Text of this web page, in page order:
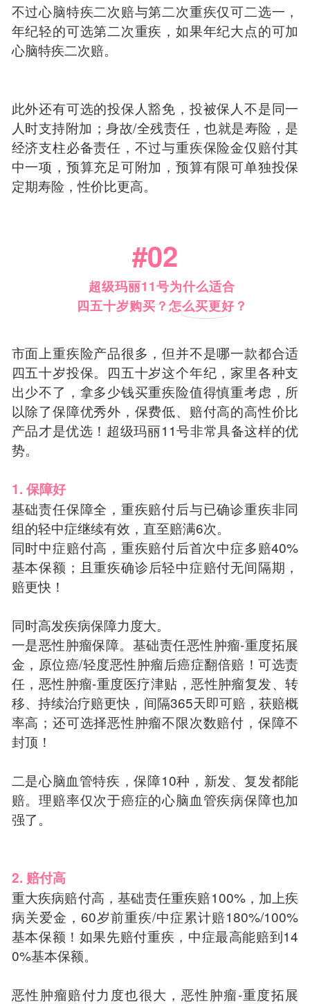
不过心脑特疾二次赔与第二次重疾仅可二选一，
年纪轻的可选第二次重疾，如果年纪大点的可加
心脑特疾二次赔。
此外还有可选的投保人豁免，投被保人不是同一
人时支持附加；身故/全残责任，也就是寿险，是
经济支柱必备责任，不过与重疾保险金仅赔付其
中一项，预算充足可附加，预算有限可单独投保
定期寿险，性价比更高。
#02
超级玛丽11号为什么适合
四五十岁购买？怎么买更好？
市面上重疾险产品很多，但并不是哪一款都合适
四五十岁投保。四五十岁这个年纪，家里各种支
出少不了，拿多少钱买重疾险值得慎重考虑，所
以除了保障优秀外，保费低、赔付高的高性价比
产品才是优选！超级玛丽11号非常具备这样的优
势。
1. 保障好
基础责任保障全，重疾赔付后与已确诊重疾非同
组的轻中症继续有效，直至赔满6次。
同时中症赔付高，重疾赔付后首次中症多赔40%
基本保额；且重疾确诊后轻中症赔付无间隔期，
赔更快！
同时高发疾病保障力度大。
一是恶性肿瘤保障。基础责任恶性肿瘤-重度拓展
金，原位癌/轻度恶性肿瘤后癌症翻倍赔！可选责
任，恶性肿瘤-重度医疗津贴，恶性肿瘤复发、转
移、持续治疗赔更快，间隔365天即可赔，获赔概
率高；还可选择恶性肿瘤不限次数赔付，保障不
封顶！
二是心脑血管特疾，保障10种，新发、复发都能
赔。理赔率仅次于癌症的心脑血管疾病保障也加
强了。
2. 赔付高
重大疾病赔付高，基础责任重疾赔100%，加上疾
病关爱金，60岁前重疾/中症累计赔180%/100%
基本保额！如果先赔付重疾，中症最高能赔到14
0%基本保额。
恶性肿瘤赔付力度也很大，恶性肿瘤-重度拓展